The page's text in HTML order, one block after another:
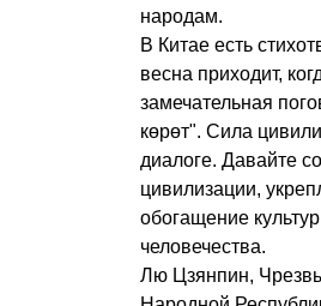
народам.
В Китае есть
весна приходит,
замечательная
көрөт". Сила
диалоге. Давайте
цивилизации,
обогащение
человечества.
Лю Цзянпин,